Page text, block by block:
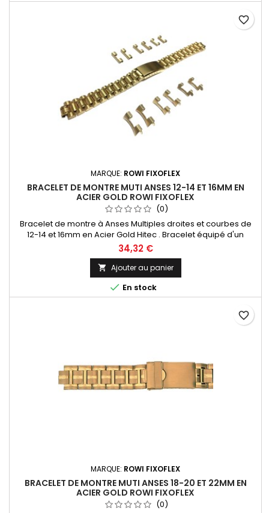
MARQUE: ROWI FIXOFLEX
BRACELET DE MONTRE MUTI ANSES 12-14 ET 16MM EN
ACIER GOLD ROWI FIXOFLEX
(0)
Bracelet de montre à Anses Multiples droites et courbes de
12-14 et 16mm en Acier Gold Hitec . Bracelet équipé d'un
fermoir déployant ajustable 4 points Entre-corne adaptable
à toutes types et marques de montres. Bracelet Original de la
marque ROWI FIXOFLEX Made In Germany Since 1885
34,32 €
 Ajouter au panier
 En stock
favorite_border
MARQUE: ROWI FIXOFLEX
BRACELET DE MONTRE MUTI ANSES 18-20 ET 22MM EN
ACIER GOLD ROWI FIXOFLEX
(0)
favorite_border